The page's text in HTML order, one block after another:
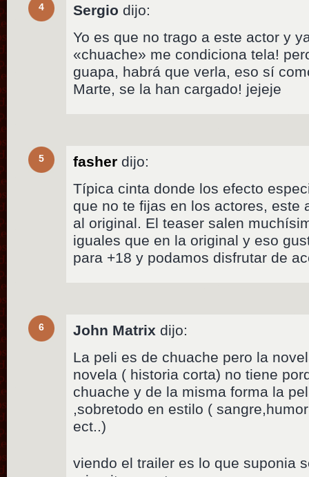
4 Sergio dijo:
Yo es que no trago a este actor y
«chuache» me condiciona tela!
guapa, habrá que verla, eso sí
Marte, se la han cargado! jejeje
5 fasher dijo:
Típica cinta donde los efecto
que no te fijas en los actores, este
al original. El teaser salen
iguales que en la original y eso
para +18 y podamos disfrutar de
6 John Matrix dijo:
La peli es de chuache pero la
novela ( historia corta) no tiene
chuache y de la misma forma la
,sobretodo en estilo (
ect..)
viendo el trailer es lo que suponia